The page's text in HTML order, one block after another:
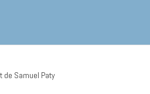
de Samuel Paty